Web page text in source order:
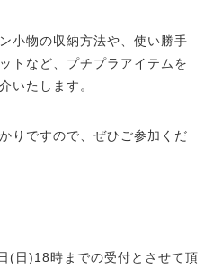
小物の収納方法や、使い勝手
トなど、プチプラアイテムを
いたします。
りですので、ぜひご参加くだ
(日)18時までの受付とさせて頂